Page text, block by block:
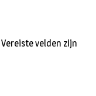
Vereiste velden zijn